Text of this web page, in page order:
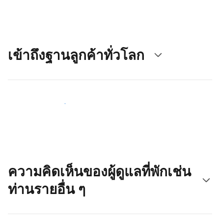
เข้าถึงฐานลูกค้าทั่วโลก
เข้าถึงลูกค้าใหม่ ๆ ตั้งแต่วันนี้
ความคิดเห็นของผู้ดูแลที่พักเช่น
ท่านรายอื่น ๆ